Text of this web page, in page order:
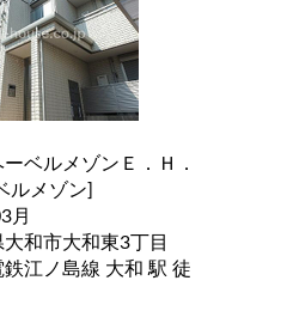
ベルメゾンＥ．Ｈ．
ルメゾン]
月
和市大和東3丁目
江ノ島線 大和 駅 徒